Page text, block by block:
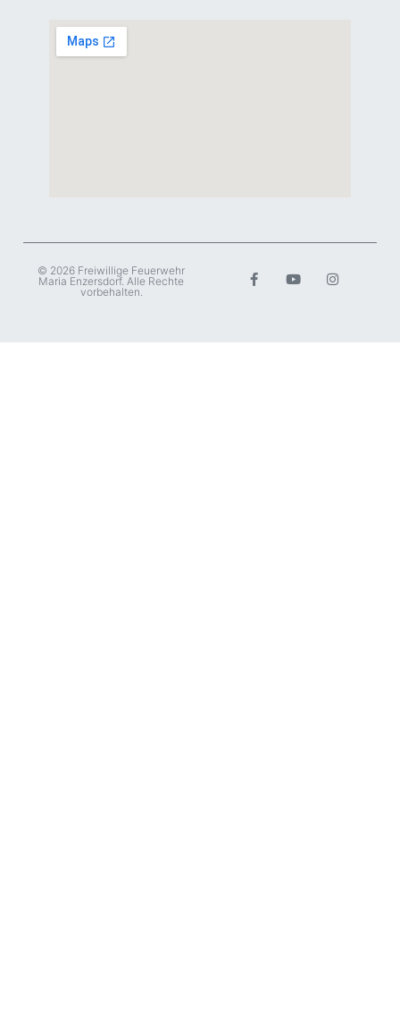
© 2026 Freiwillige Feuerwehr
Maria Enzersdorf. Alle Rechte
vorbehalten.